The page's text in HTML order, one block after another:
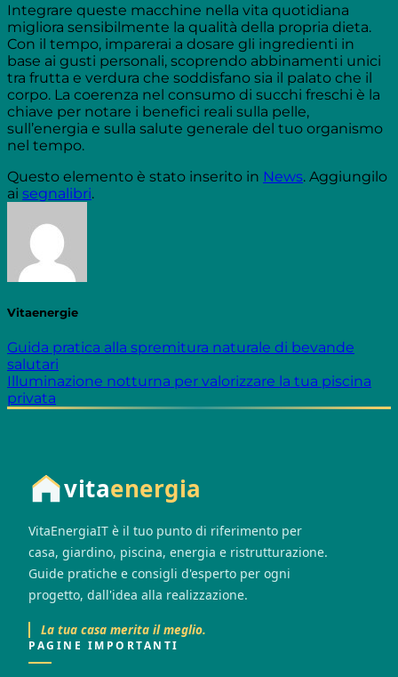
Integrare queste macchine nella vita quotidiana
migliora sensibilmente la qualità della propria dieta.
Con il tempo, imparerai a dosare gli ingredienti in
base ai gusti personali, scoprendo abbinamenti unici
tra frutta e verdura che soddisfano sia il palato che il
corpo. La coerenza nel consumo di succhi freschi è la
chiave per notare i benefici reali sulla pelle,
sull’energia e sulla salute generale del tuo organismo
nel tempo.
Questo elemento è stato inserito in News. Aggiungilo
ai segnalibri.
Vitaenergie
Guida pratica alla spremitura naturale di bevande
salutari
Illuminazione notturna per valorizzare la tua piscina
privata
vitaenergia
VitaEnergiaIT è il tuo punto di riferimento per
casa, giardino, piscina, energia e ristrutturazione.
Guide pratiche e consigli d'esperto per ogni
progetto, dall'idea alla realizzazione.
La tua casa merita il meglio.
PAGINE IMPORTANTI